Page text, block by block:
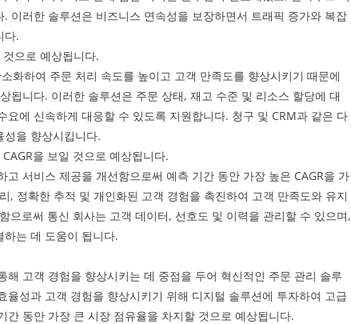
이러한 솔루션은 비즈니스 연속성을 보장하면서 트래픽 증가와 복잡
다.
으로 예상됩니다.
화하여 주문 처리 속도를 높이고 고객 만족도를 향상시키기 때문에
됩니다. 이러한 솔루션은 주문 상태, 재고 수준 및 리소스 할당에 대
에 신속하게 대응할 수 있도록 지원합니다. 청구 및 CRM과 같은 다
을 향상시킵니다.
을 보일 것으로 예상됩니다.
서비스 제공을 개선함으로써 예측 기간 동안 가장 높은 CAGR을 가
, 정확한 추적 및 개인화된 고객 경험을 촉진하여 고객 만족도와 유지
으로써 통신 회사는 고객 데이터, 선호도 및 이력을 관리할 수 있으며,
는 데 도움이 됩니다.
고객 경험을 향상시키는 데 중점을 두어 혁신적인 주문 관리 솔루
성과 고객 경험을 향상시키기 위해 디지털 솔루션에 투자하여 고급
동안 가장 큰 시장 점유율을 차지할 것으로 예상됩니다.